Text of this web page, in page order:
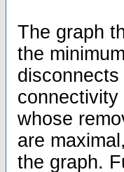
The graph
the
whose
are
the graph.